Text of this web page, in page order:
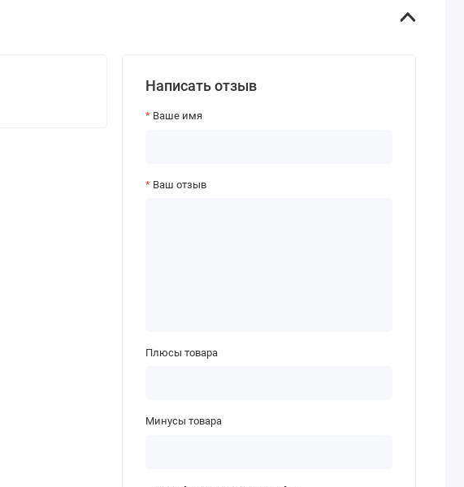
Написать отзыв
Ваше имя
Ваш отзыв
Плюсы товара
Минусы товара